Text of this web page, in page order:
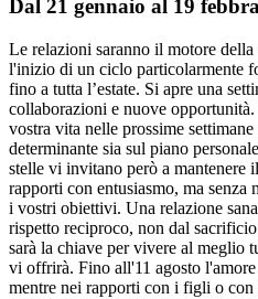
Dal 21 gennaio al 19
Le relazioni saranno il motore della
l'inizio di un ciclo particolarmente
fino a tutta l’estate. Si apre una
collaborazioni e nuove
vostra vita nelle prossime
determinante sia sul piano
stelle vi invitano però a
rapporti con entusiasmo, ma senza
i vostri obiettivi. Una relazione
rispetto reciproco, non dal
sarà la chiave per vivere al meglio
vi offrirà. Fino all'11 agosto l'amore
mentre nei rapporti con i figli o